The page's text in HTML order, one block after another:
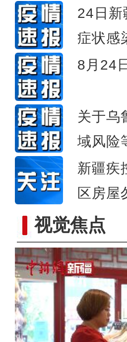
24日新
症状感
8月24
关于乌
域风险
新疆疾
区房屋
视觉焦点
新疆博
新疆最大